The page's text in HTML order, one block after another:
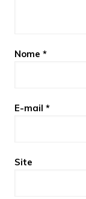
Nome *
E-mail *
Site